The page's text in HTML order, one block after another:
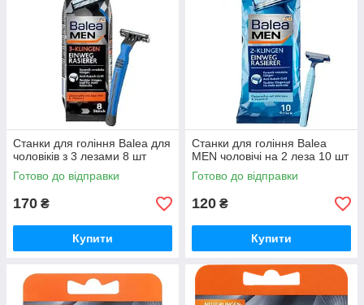
Станки для гоління Balea для
чоловіків з 3 лезами 8 шт
Готово до відправки
170 ₴
Купити
Станки для гоління Balea
MEN чоловічі на 2 леза 10 шт
Готово до відправки
120 ₴
Купити